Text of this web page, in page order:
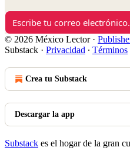
© 2026 México Lector·
Substack · Privacidad ∙ Términos
Crea tu Substack
Descargar la app
Substack es el hogar de la gran